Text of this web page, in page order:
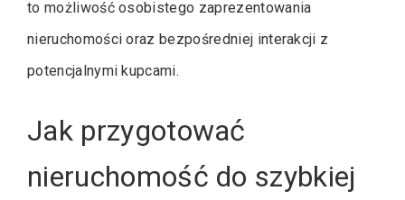
to możliwość osobistego zaprezentowania
nieruchomości oraz bezpośredniej interakcji z
potencjalnymi kupcami.
Jak przygotować
nieruchomość do szybkiej